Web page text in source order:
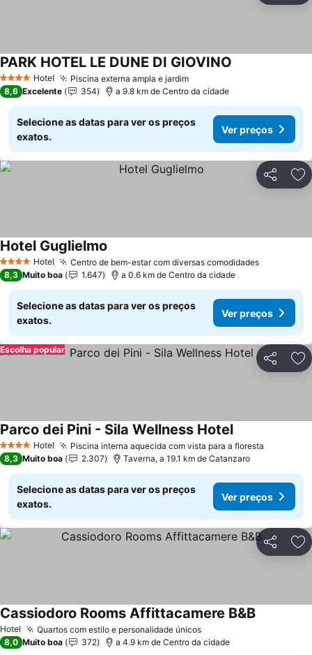
4 EstrelasHotel Piscina externa ampla e jardimVer preços
PARK HOTEL LE DUNE DI GIOVINO
8,6 Excelente 354 a 9.8 km de Centro da cidade
Selecione as datas para ver os preços
exatos.
Ver preços
Partilhar
4 EstrelasHotel Centro de bem-estar com diversas comodidadesVer
Hotel Guglielmo
8,3 Muito boa 1.647 a 0.6 km de Centro da cidade
Selecione as datas para ver os preços
exatos.
Ver preços
Partilhar
Escolha popular
4 EstrelasHotel Piscina interna aquecida com vista para a floresta
Parco dei Pini - Sila Wellness HotelVer preços
8,3 Muito boa 2.307 Taverna, a 19.1 km de Catanzaro
Selecione as datas para ver os preços
exatos.
Ver preços
Partilhar
Hotel Quartos com estilo e personalidade únicosVer preços
Cassiodoro Rooms Affittacamere B&BVer preços
8,0 Muito boa 372 a 4.9 km de Centro da cidade